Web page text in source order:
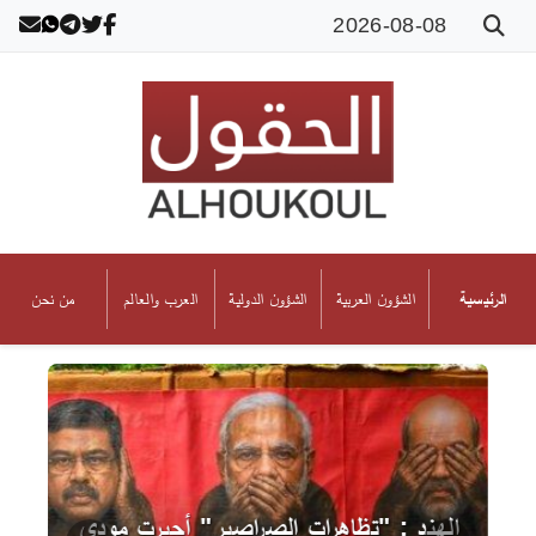
2026-08-08
الرئيسية الشؤون العربية الشؤون الدولية العرب والعالم من نحن
الهند : "تظاهرات الصراصير" أجبرت مودي